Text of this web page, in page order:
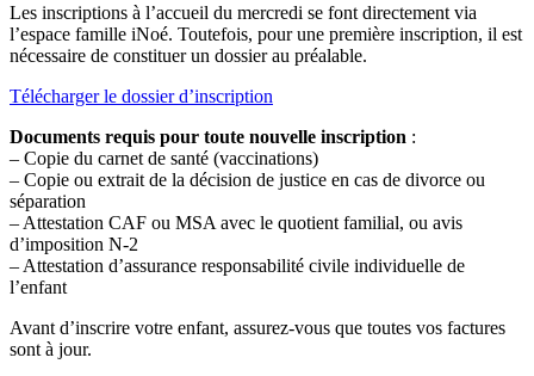
Les inscriptions à l’accueil du mercredi se font directement via
l’espace famille iNoé. Toutefois, pour une première inscription, il est
nécessaire de constituer un dossier au préalable.
Télécharger le dossier d’inscription
Documents requis pour toute nouvelle inscription :
– Copie du carnet de santé (vaccinations)
– Copie ou extrait de la décision de justice en cas de divorce ou
séparation
– Attestation CAF ou MSA avec le quotient familial, ou avis
d’imposition N-2
– Attestation d’assurance responsabilité civile individuelle de
l’enfant
Avant d’inscrire votre enfant, assurez-vous que toutes vos factures
sont à jour.